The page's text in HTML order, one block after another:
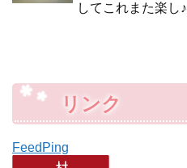
してこれまた楽し♪
リンク
FeedPing